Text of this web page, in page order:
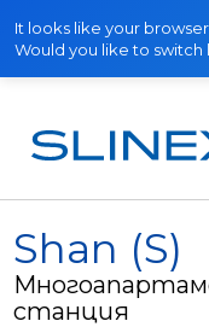
It looks like your browser
Would you like to switch
Начало
Shan (S)
станция